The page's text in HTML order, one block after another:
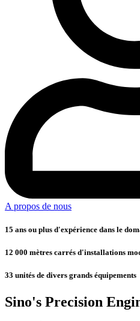
A propos de nous
15 ans ou plus d'expérience dans le
12 000 mètres carrés d'installations
33 unités de divers grands équipements
Sino's Precision